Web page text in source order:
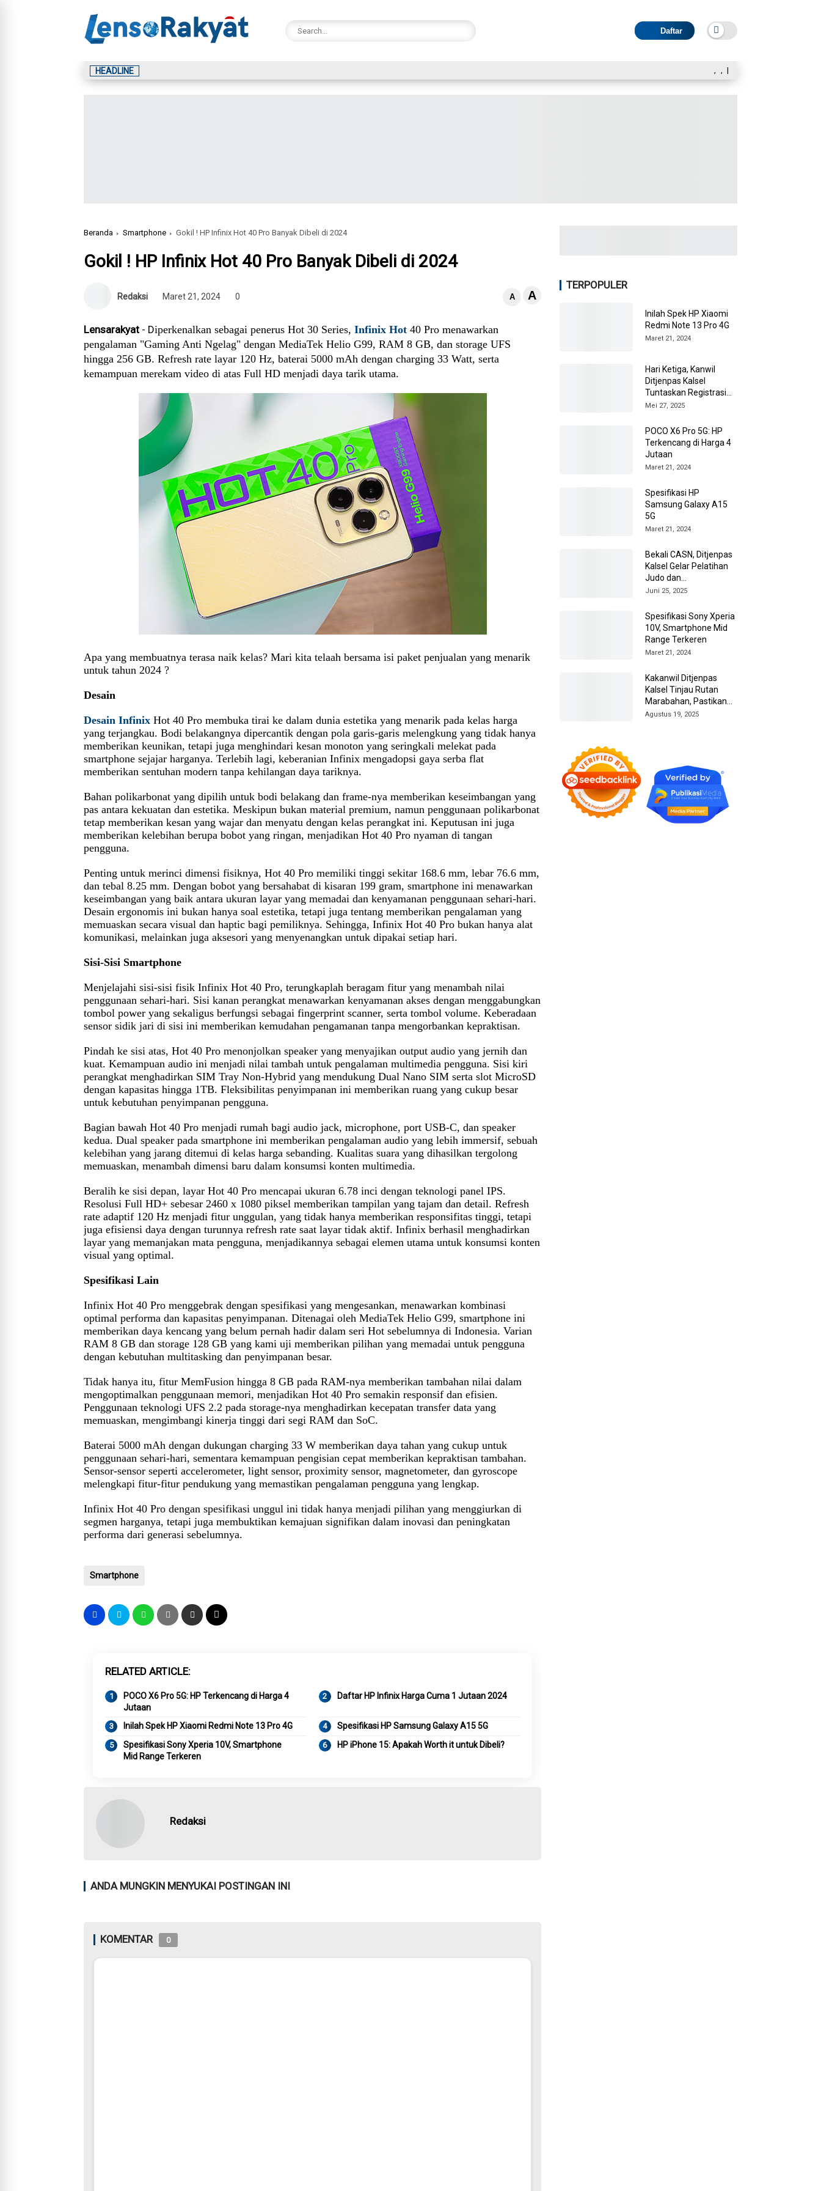
Daftar
, , |
HEADLINE
Beranda Smartphone Gokil ! HP Infinix Hot 40 Pro Banyak Dibeli di 2024
Gokil ! HP Infinix Hot 40 Pro Banyak Dibeli di 2024
Redaksi Maret 21, 2024 0 A A
Lensarakyat - Diperkenalkan sebagai penerus Hot 30 Series, Infinix Hot 40 Pro menawarkan
pengalaman "Gaming Anti Ngelag" dengan MediaTek Helio G99, RAM 8 GB, dan storage UFS
hingga 256 GB. Refresh rate layar 120 Hz, baterai 5000 mAh dengan charging 33 Watt, serta
kemampuan merekam video di atas Full HD menjadi daya tarik utama.
Apa yang membuatnya terasa naik kelas? Mari kita telaah bersama isi paket penjualan yang menarik
untuk tahun 2024 ?
Desain
Desain Infinix Hot 40 Pro membuka tirai ke dalam dunia estetika yang menarik pada kelas harga
yang terjangkau. Bodi belakangnya dipercantik dengan pola garis-garis melengkung yang tidak hanya
memberikan keunikan, tetapi juga menghindari kesan monoton yang seringkali melekat pada
smartphone sejajar harganya. Terlebih lagi, keberanian Infinix mengadopsi gaya serba flat
memberikan sentuhan modern tanpa kehilangan daya tariknya.
Bahan polikarbonat yang dipilih untuk bodi belakang dan frame-nya memberikan keseimbangan yang
pas antara kekuatan dan estetika. Meskipun bukan material premium, namun penggunaan polikarbonat
tetap memberikan kesan yang wajar dan menyatu dengan kelas perangkat ini. Keputusan ini juga
memberikan kelebihan berupa bobot yang ringan, menjadikan Hot 40 Pro nyaman di tangan
pengguna.
Penting untuk merinci dimensi fisiknya, Hot 40 Pro memiliki tinggi sekitar 168.6 mm, lebar 76.6 mm,
dan tebal 8.25 mm. Dengan bobot yang bersahabat di kisaran 199 gram, smartphone ini menawarkan
keseimbangan yang baik antara ukuran layar yang memadai dan kenyamanan penggunaan sehari-hari.
Desain ergonomis ini bukan hanya soal estetika, tetapi juga tentang memberikan pengalaman yang
memuaskan secara visual dan haptic bagi pemiliknya. Sehingga, Infinix Hot 40 Pro bukan hanya alat
komunikasi, melainkan juga aksesori yang menyenangkan untuk dipakai setiap hari.
Sisi-Sisi Smartphone
Menjelajahi sisi-sisi fisik Infinix Hot 40 Pro, terungkaplah beragam fitur yang menambah nilai
penggunaan sehari-hari. Sisi kanan perangkat menawarkan kenyamanan akses dengan menggabungkan
tombol power yang sekaligus berfungsi sebagai fingerprint scanner, serta tombol volume. Keberadaan
sensor sidik jari di sisi ini memberikan kemudahan pengamanan tanpa mengorbankan kepraktisan.
Pindah ke sisi atas, Hot 40 Pro menonjolkan speaker yang menyajikan output audio yang jernih dan
kuat. Kemampuan audio ini menjadi nilai tambah untuk pengalaman multimedia pengguna. Sisi kiri
perangkat menghadirkan SIM Tray Non-Hybrid yang mendukung Dual Nano SIM serta slot MicroSD
dengan kapasitas hingga 1TB. Fleksibilitas penyimpanan ini memberikan ruang yang cukup besar
untuk kebutuhan penyimpanan pengguna.
Bagian bawah Hot 40 Pro menjadi rumah bagi audio jack, microphone, port USB-C, dan speaker
kedua. Dual speaker pada smartphone ini memberikan pengalaman audio yang lebih immersif, sebuah
kelebihan yang jarang ditemui di kelas harga sebanding. Kualitas suara yang dihasilkan tergolong
memuaskan, menambah dimensi baru dalam konsumsi konten multimedia.
Beralih ke sisi depan, layar Hot 40 Pro mencapai ukuran 6.78 inci dengan teknologi panel IPS.
Resolusi Full HD+ sebesar 2460 x 1080 piksel memberikan tampilan yang tajam dan detail. Refresh
rate adaptif 120 Hz menjadi fitur unggulan, yang tidak hanya memberikan responsifitas tinggi, tetapi
juga efisiensi daya dengan turunnya refresh rate saat layar tidak aktif. Infinix berhasil menghadirkan
layar yang memanjakan mata pengguna, menjadikannya sebagai elemen utama untuk konsumsi konten
visual yang optimal.
Spesifikasi Lain
Infinix Hot 40 Pro menggebrak dengan spesifikasi yang mengesankan, menawarkan kombinasi
optimal performa dan kapasitas penyimpanan. Ditenagai oleh MediaTek Helio G99, smartphone ini
memberikan daya kencang yang belum pernah hadir dalam seri Hot sebelumnya di Indonesia. Varian
RAM 8 GB dan storage 128 GB yang kami uji memberikan pilihan yang memadai untuk pengguna
dengan kebutuhan multitasking dan penyimpanan besar.
Tidak hanya itu, fitur MemFusion hingga 8 GB pada RAM-nya memberikan tambahan nilai dalam
mengoptimalkan penggunaan memori, menjadikan Hot 40 Pro semakin responsif dan efisien.
Penggunaan teknologi UFS 2.2 pada storage-nya menghadirkan kecepatan transfer data yang
memuaskan, mengimbangi kinerja tinggi dari segi RAM dan SoC.
Baterai 5000 mAh dengan dukungan charging 33 W memberikan daya tahan yang cukup untuk
penggunaan sehari-hari, sementara kemampuan pengisian cepat memberikan kepraktisan tambahan.
Sensor-sensor seperti accelerometer, light sensor, proximity sensor, magnetometer, dan gyroscope
melengkapi fitur-fitur pendukung yang memastikan pengalaman pengguna yang lengkap.
Infinix Hot 40 Pro dengan spesifikasi unggul ini tidak hanya menjadi pilihan yang menggiurkan di
segmen harganya, tetapi juga membuktikan kemajuan signifikan dalam inovasi dan peningkatan
performa dari generasi sebelumnya.
Smartphone
RELATED ARTICLE
POCO X6 Pro 5G: HP Terkencang di Harga 4
Jutaan
Daftar HP Infinix Harga Cuma 1 Jutaan 2024
Inilah Spek HP Xiaomi Redmi Note 13 Pro 4G
Spesifikasi HP Samsung Galaxy A15 5G
Spesifikasi Sony Xperia 10V, Smartphone
Mid Range Terkeren
HP iPhone 15: Apakah Worth it untuk Dibeli?
Redaksi
ANDA MUNGKIN MENYUKAI POSTINGAN INI
KOMENTAR 0
TERPOPULER
Inilah Spek HP Xiaomi
Redmi Note 13 Pro 4G
Maret 21, 2024
Hari Ketiga, Kanwil
Ditjenpas Kalsel
Tuntaskan Registrasi
Ulang CPNS 2024
Mei 27, 2025
POCO X6 Pro 5G: HP
Terkencang di Harga 4
Jutaan
Maret 21, 2024
Spesifikasi HP
Samsung Galaxy A15
5G
Maret 21, 2024
Bekali CASN, Ditjenpas
Kalsel Gelar Pelatihan
Judo dan
Kesiapsiagaan
Juni 25, 2025
Spesifikasi Sony Xperia
10V, Smartphone Mid
Range Terkeren
Maret 21, 2024
Kakanwil Ditjenpas
Kalsel Tinjau Rutan
Marabahan, Pastikan
Layanan dan
Agustus 19, 2025